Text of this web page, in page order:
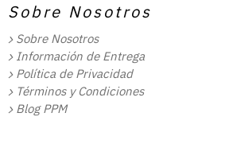
Sobre Nosotros
Sobre Nosotros
Información de Entrega
Política de Privacidad
Términos y Condiciones
Blog PPM